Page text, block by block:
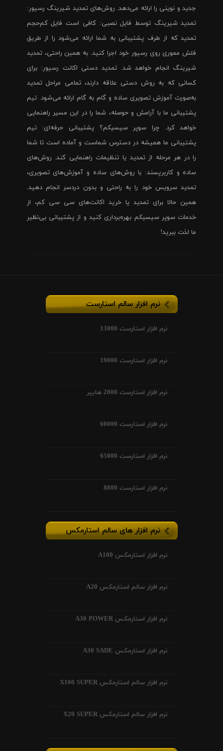
جدید و نوینی را ارائه می‌دهد. روش‌های تمدید شیرینگ رسیور:
تمدید شیرینگ توسط فایل نصبی: کافی است فایل کم‌حجم
تمدید که از طرف پشتیبانی به شما ارائه می‌شود را از طریق
فلش مموری روی رسیور خود اجرا کنید. به همین راحتی، تمدید
شیرینگ انجام خواهد شد. تمدید دستی اکانت رسیور: برای
کسانی که به روش دستی علاقه دارند، تمامی مراحل تمدید
به‌صورت آموزش تصویری ساده و گام به گام ارائه می‌شود. تیم
پشتیبانی ما با آرامش و حوصله، شما را در این مسیر راهنمایی
خواهد کرد. چرا سوپر سیسیکم؟ پشتیبانی حرفه‌ای: تیم
پشتیبانی ما همیشه در دسترس شماست و آماده است تا شما
را در هر مرحله از تمدید یا تنظیمات راهنمایی کند. روش‌های
ساده و کاربرپسند: با روش‌های ساده و آموزش‌های تصویری،
تمدید سرویس خود را به راحتی و بدون دردسر انجام دهید.
همین حالا برای تمدید یا خرید اکانت‌های سی سی کم، از
خدمات سوپر سیسیکم بهره‌برداری کنید و از پشتیبانی بی‌نظیر
ما لذت ببرید!
نرم افزار سالم استارست
نرم افزار استارست 13000
نرم افزار استارست 19000
نرم افزار استارست 2000 هایپر
نرم افزار استارست 60000
نرم افزار استارست 65000
نرم افزار استارست 8800
نرم افزار های سالم استارمکس
نرم افزار استارمکس A100
نرم افزار سالم استارمکس A20
نرم افزار استارمکس A30 POWER
نرم افزار استارمکس A30 SADE
نرم افزار سالم استارمکس X100 SUPER
نرم افزار سالم استارمکس X20 SUPER